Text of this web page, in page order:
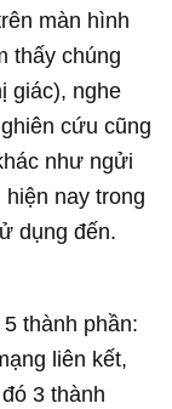
màn hình
thấy chúng
giác), nghe
cứu cũng
như ngửi
nay trong
dụng đến.
thành phần:
liên kết,
3 thành